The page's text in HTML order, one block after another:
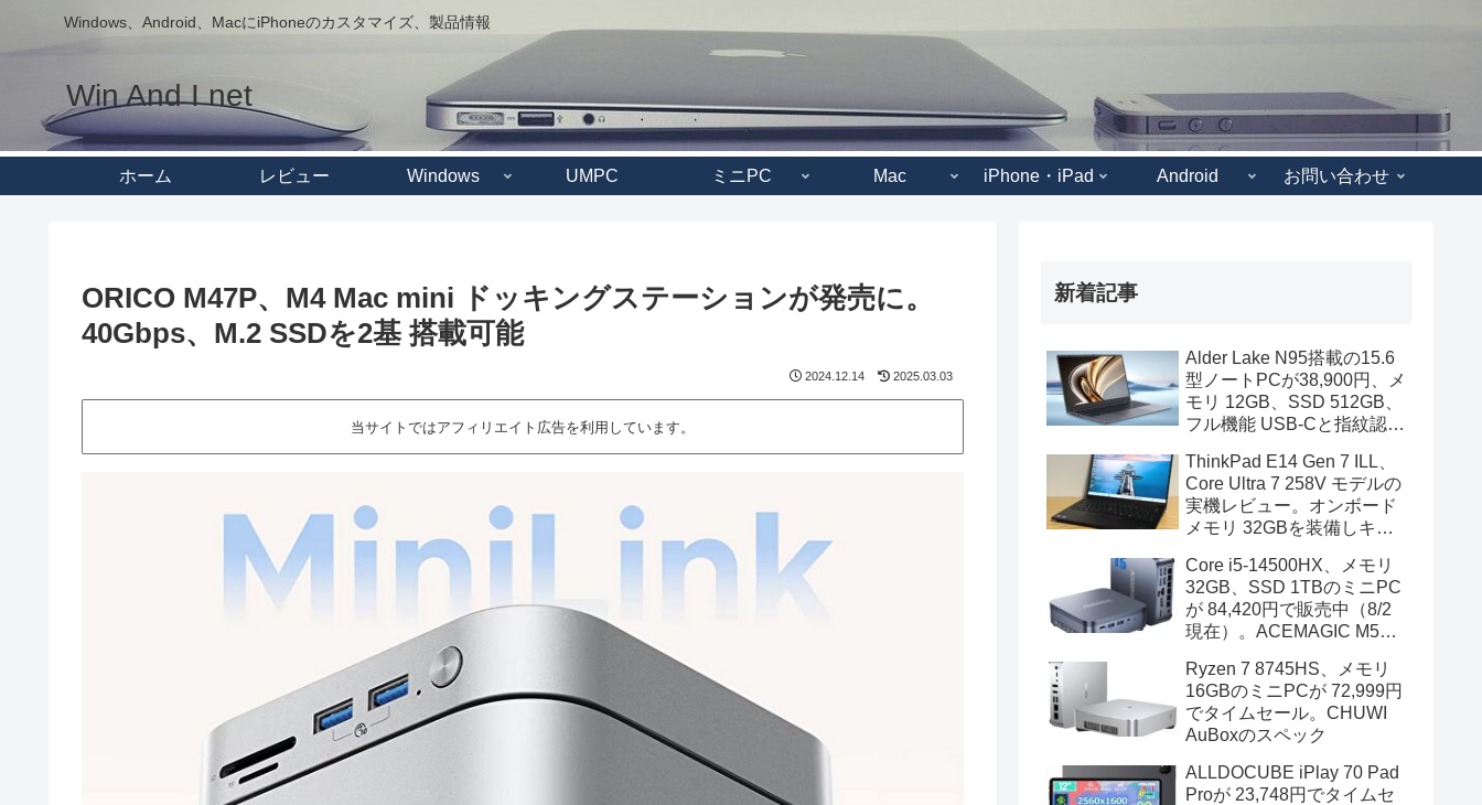
Windows、Android、MacにiPhoneのカスタマイズ、製品情報
Win And I net
ホーム レビュー Windows UMPC ミニPC Mac iPhone・iPad Android お問い合わせ
ORICO M47P、M4 Mac mini ドッキングステーションが発売に。
40Gbps、M.2 SSDを2基 搭載可能
2024.12.14 2025.03.03
当サイトではアフィリエイト広告を利用しています。
新着記事
Alder Lake N95搭載の15.6
型ノートPCが38,900円、メ
モリ 12GB、SSD 512GB、
フル機能 USB-Cと指紋認証
ThinkPad E14 Gen 7 ILL、
Core Ultra 7 258V モデルの
実機レビュー。オンボード
メモリ 32GBを装備しキビ
Core i5-14500HX、メモリ
32GB、SSD 1TBのミニPC
が 84,420円で販売中（8/2
現在）。ACEMAGIC M5の
Ryzen 7 8745HS、メモリ
16GBのミニPCが 72,999円
でタイムセール。CHUWI
AuBoxのスペック
ALLDOCUBE iPlay 70 Pad
Proが 23,748円でタイムセ